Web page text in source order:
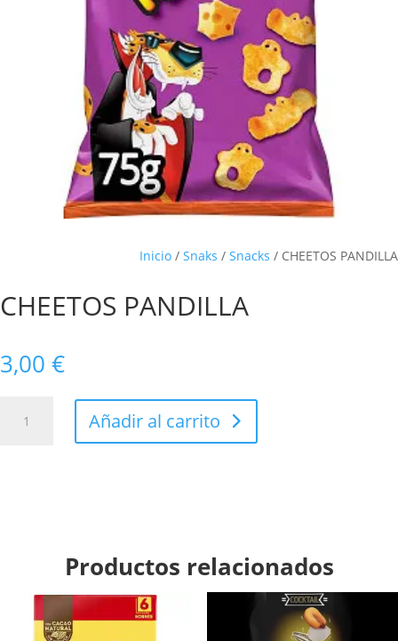
Inicio / Snaks / Snacks / CHEETOS PANDILLA
CHEETOS PANDILLA
3,00 €
PANDILLA
Añadir al carrito
Productos relacionados